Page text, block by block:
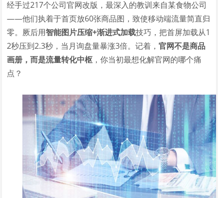
经手过217个公司官网改版，最深入的教训来自某食物公司
——他们执着于首页放60张商品图，致使移动端流量简直归
零。厥后用智能图片压缩+渐进式加载技巧，把首屏加载从1
2秒压到2.3秒，当月询盘量暴涨3倍。记着，官网不是商品
画册，而是流量转化中枢 ，你当初最想化解官网的哪个痛
点？